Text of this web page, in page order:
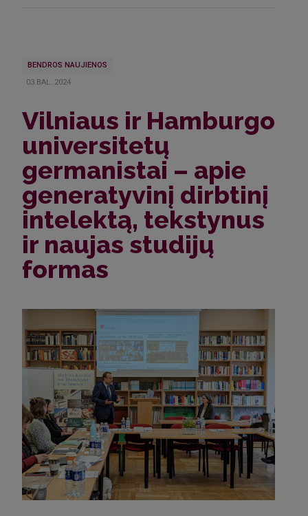
BENDROS NAUJIENOS
03.BAL..2024
Vilniaus ir Hamburgo
universitetų
germanistai – apie
generatyvinį dirbtinį
intelektą, tekstynus
ir naujas studijų
formas